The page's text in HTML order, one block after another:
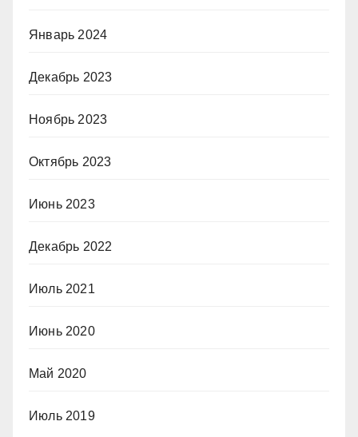
Январь 2024
Декабрь 2023
Ноябрь 2023
Октябрь 2023
Июнь 2023
Декабрь 2022
Июль 2021
Июнь 2020
Май 2020
Июль 2019